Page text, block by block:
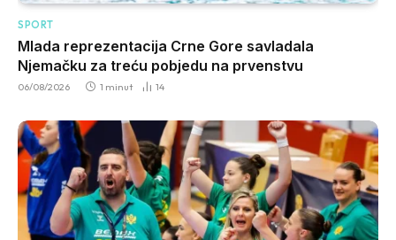
SPORT
Mlada reprezentacija Crne Gore savladala
Njemačku za treću pobjedu na prvenstvu
06/08/2026 1 minut 14